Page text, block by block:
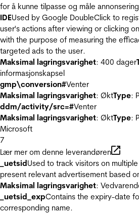
for å kunne tilpasse og måle
IDEUsed by Google DoubleClick to
user's actions after viewing or clicking
with the purpose of measuring the
targeted ads to the user.
Maksimal lagringsvarighet: 400 dager
informasjonskapsel
gmp\conversion#Venter
Maksimal lagringsvarighet: ØktType:
ddm/activity/src=#Venter
Maksimal lagringsvarighet: ØktType:
Microsoft
7
Lær mer om denne leverandøren
_uetsidUsed to track visitors on
present relevant advertisement based
Maksimal lagringsvarighet:
_uetsid_expContains the expiry-date
corresponding name.